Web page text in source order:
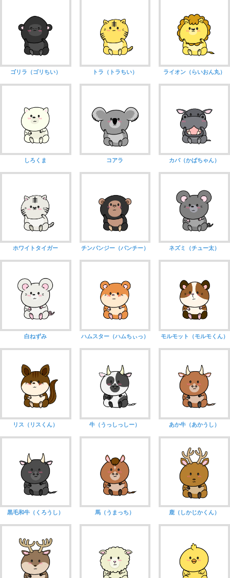
ゴリラ（ゴリちい） トラ（トラちい） ライオン（らいおん丸）
しろくま コアラ カバ（かばちゃん）
ホワイトタイガー チンパンジー（パンチー） ネズミ（チュー太）
白ねずみ ハムスター（ハムちぃっ） モルモット（モルモくん）
リス（リスくん） 牛（うっしっしー） あか牛（あかうし）
黒毛和牛（くろうし） 馬（うまっち） 鹿（しかじかくん）